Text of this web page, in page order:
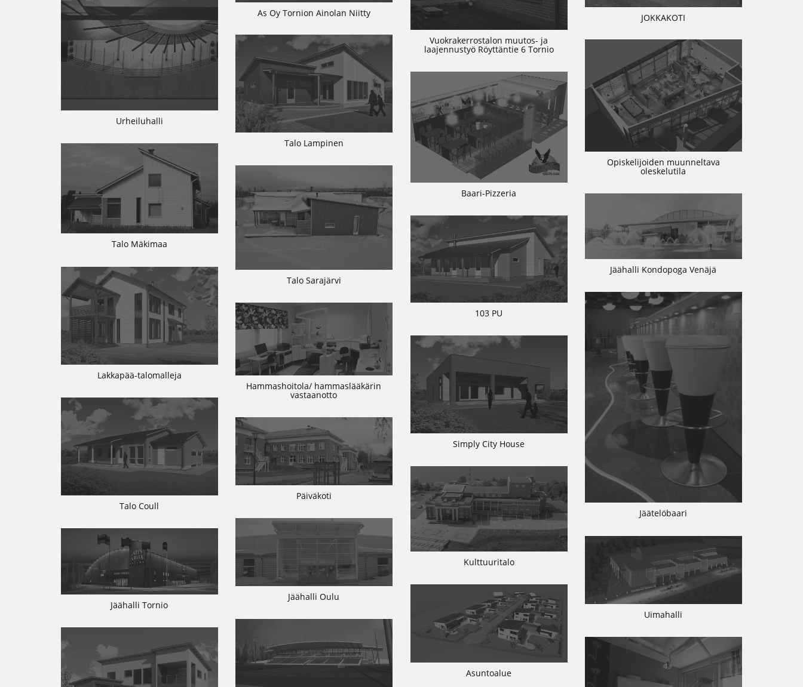
Vuokrakerrostalon muutos- ja
laajennustyö Röyttäntie 6 Tornio
As Oy Tornion Ainolan Niitty JOKKAKOTI
Urheiluhalli
Talo Lampinen
Opiskelijoiden muunneltava
oleskelutila
Baari-Pizzeria
Talo Mäkimaa
Talo Sarajärvi
Jäähalli Kondopoga Venäjä
103 PU
Lakkapää-talomalleja
Jäätelöbaari
Hammashoitola/ hammaslääkärin
vastaanotto
Simply City House
Talo Coull
Päiväkoti
Kulttuuritalo
Jäähalli Oulu
Jäähalli Tornio
Uimahalli
Asuntoalue